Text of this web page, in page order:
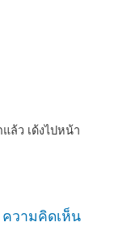
ล้ว เด้งไปหน้า
ความคิดเห็น